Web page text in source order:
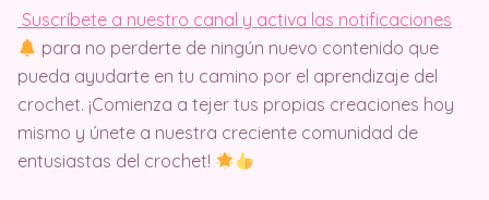
Suscríbete a nuestro canal y activa las notificaciones
para no perderte de ningún nuevo contenido que
pueda ayudarte en tu camino por el aprendizaje del
crochet. ¡Comienza a tejer tus propias creaciones hoy
mismo y únete a nuestra creciente comunidad de
entusiastas del crochet!